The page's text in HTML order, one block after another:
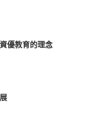
優教育的理念